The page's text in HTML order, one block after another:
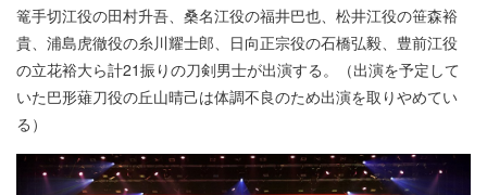
篭手切江役の田村升吾、桑名江役の福井巴也、松井江役の笹森裕
貴、浦島虎徹役の糸川耀士郎、日向正宗役の石橋弘毅、豊前江役
の立花裕大ら計21振りの刀剣男士が出演する。（出演を予定して
いた巴形薙刀役の丘山晴己は体調不良のため出演を取りやめてい
る）